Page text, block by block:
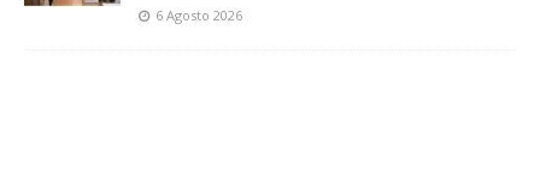
6 Agosto 2026